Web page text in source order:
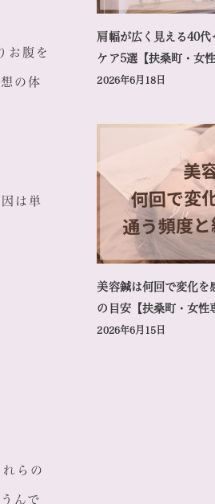
お腹を
の体
は単
らの
んで
肩幅が広く見える40
ケア5選【扶桑町・女
2026年6月18日
美容鍼は何回で変化を
の目安【扶桑町・女性
2026年6月15日